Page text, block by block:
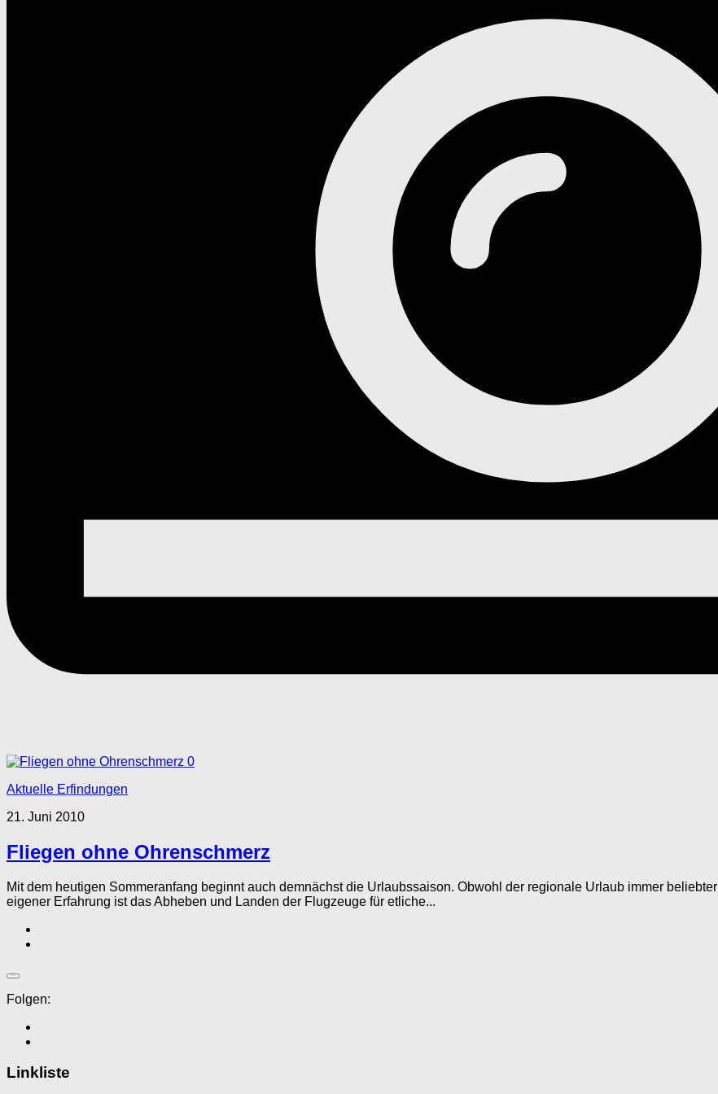
0
Aktuelle Erfindungen
21. Juni 2010
Fliegen ohne Ohrenschmerz
Mit dem heutigen Sommeranfang beginnt auch demnächst die Urlaubssaison. Obwohl der regionale Urlaub immer
eigener Erfahrung ist das Abheben und Landen der Flugzeuge für etliche...
Folgen:
Linkliste